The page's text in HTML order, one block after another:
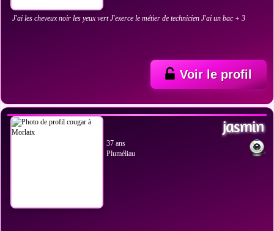
J'ai les cheveux noir les yeux vert J'exerce le métier de technicien J'ai un bac + 3
Voir le profil
jasmin
37 ans
Pluméliau